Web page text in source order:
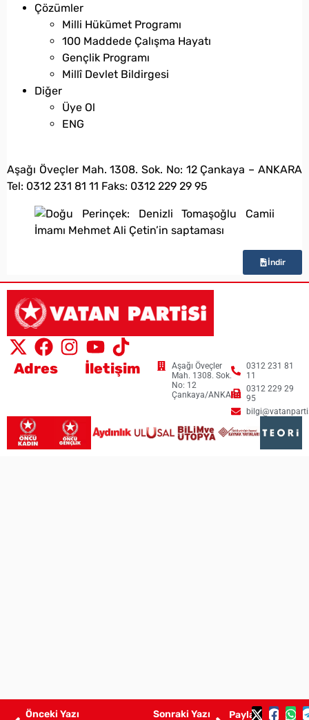
Çözümler
Milli Hükümet Programı
100 Maddede Çalışma Hayatı
Gençlik Programı
Millî Devlet Bildirgesi
Diğer
Üye Ol
ENG
Aşağı Öveçler Mah. 1308. Sok. No: 12 Çankaya – ANKARA
Tel: 0312 231 81 11 Faks: 0312 229 29 95
İndir
Önceki Yazı Sonraki Yazı Paylaş:
Adres
Aşağı Öveçler
Mah. 1308. Sok.
No: 12
Çankaya/ANKARA
İletişim
0312 231 81
11
0312 229 29
95